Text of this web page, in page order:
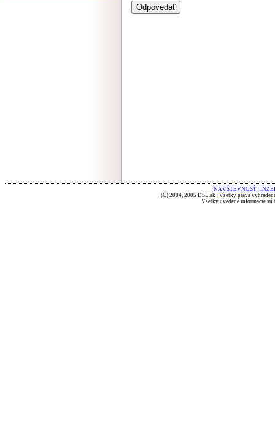
NÁVŠTEVNOSŤ
(C) 2004, 2005 DSL.sk | Všetky práva
Všetky uvedené informácie sú